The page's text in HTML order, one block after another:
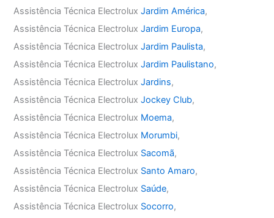
Assistência Técnica ElectroluxJardim América,
Assistência Técnica ElectroluxJardim Europa,
Assistência Técnica ElectroluxJardim Paulista,
Assistência Técnica ElectroluxJardim Paulistano,
Assistência Técnica ElectroluxJardins,
Assistência Técnica ElectroluxJockey Club,
Assistência Técnica Electrolux Moema,
Assistência Técnica Electrolux Morumbi,
Assistência Técnica Electrolux Sacomã,
Assistência Técnica Electrolux Santo Amaro,
Assistência Técnica Electrolux Saúde,
Assistência Técnica Electrolux Socorro,